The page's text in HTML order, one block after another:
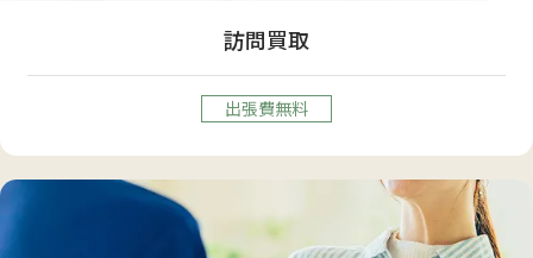
訪問買取
出張費無料